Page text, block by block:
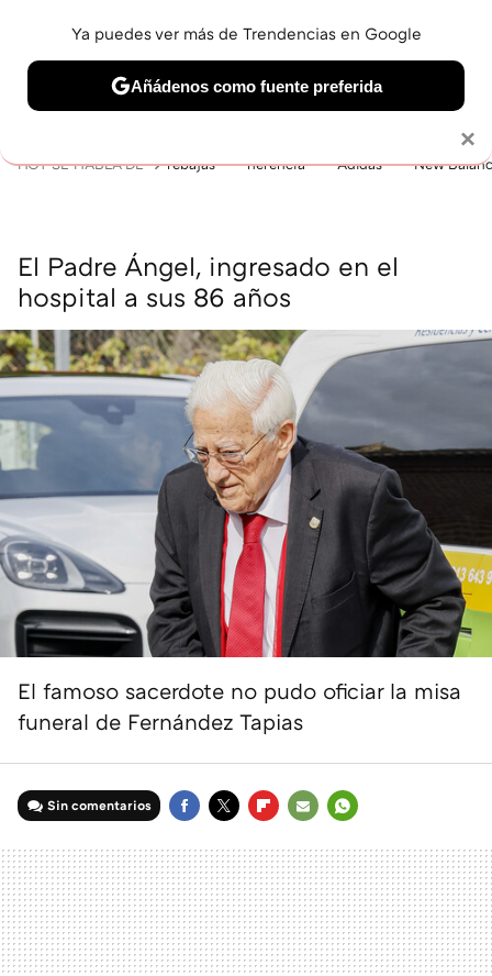
BELLEZA SHOPPING VIAJES GASTRO SNEAKERS
HOY SE HABLA DE rebajas herencia Adidas New
El Padre Ángel, ingresado en el
hospital a sus 86 años
El famoso sacerdote no pudo oficiar la misa
funeral de Fernández Tapias
Sin comentarios
MAIL
×
Ya puedes ver más de Trendencias en Google
Añádenos como fuente preferida